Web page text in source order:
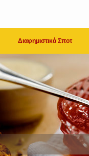
Διαφημιστικά Σποτ